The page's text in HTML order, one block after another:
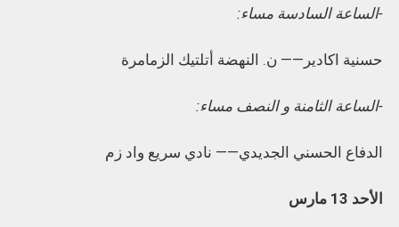
-الساعة السادسة مساء:
حسنية اكادير—— ن. النهضة أتلتيك الزمامرة
-الساعة الثامنة و النصف مساء:
الدفاع الحسني الجديدي—— نادي سريع واد زم
الأحد 13 مارس